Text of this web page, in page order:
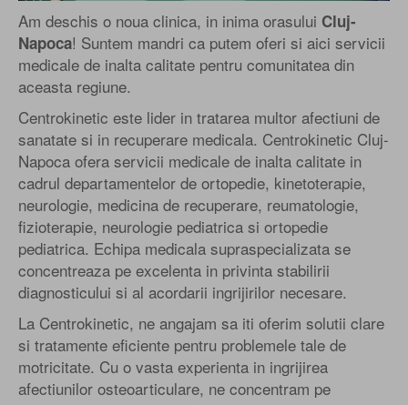
Am deschis o noua clinica, in inima orasului Cluj-
Napoca! Suntem mandri ca putem oferi si aici servicii
medicale de inalta calitate pentru comunitatea din
aceasta regiune.
Centrokinetic este lider in tratarea multor afectiuni de
sanatate si in recuperare medicala. Centrokinetic Cluj-
Napoca ofera servicii medicale de inalta calitate in
cadrul departamentelor de ortopedie, kinetoterapie,
neurologie, medicina de recuperare, reumatologie,
fizioterapie, neurologie pediatrica si ortopedie
pediatrica. Echipa medicala supraspecializata se
concentreaza pe excelenta in privinta stabilirii
diagnosticului si al acordarii ingrijirilor necesare.
La Centrokinetic, ne angajam sa iti oferim solutii clare
si tratamente eficiente pentru problemele tale de
motricitate. Cu o vasta experienta in ingrijirea
afectiunilor osteoarticulare, ne concentram pe